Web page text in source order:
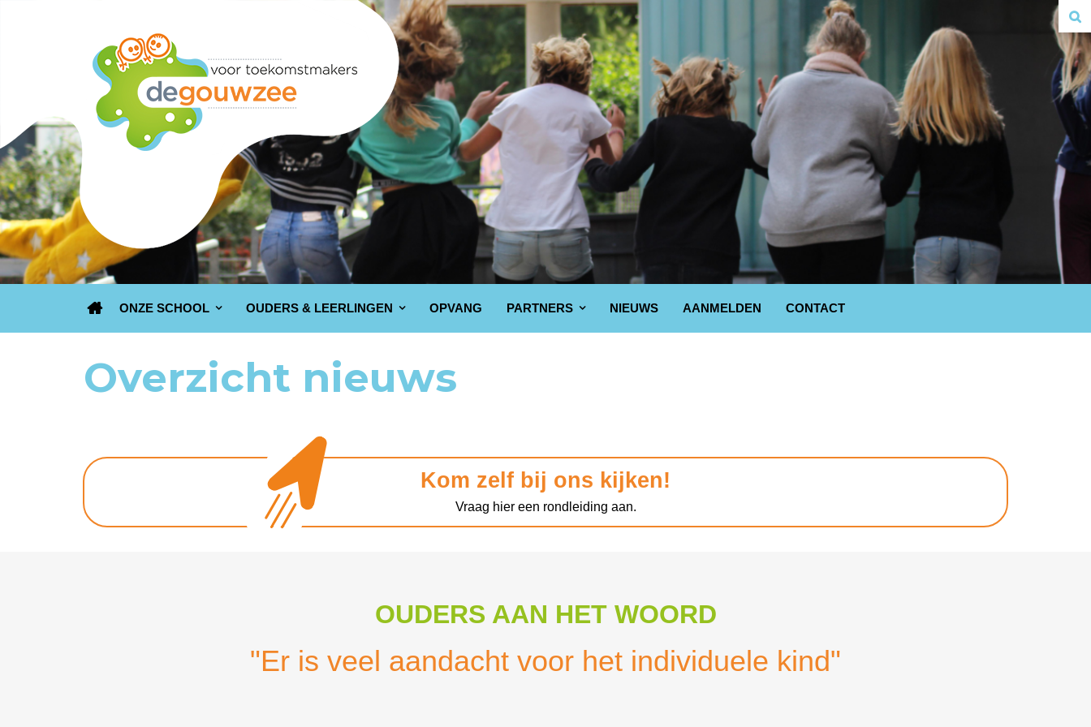
ONZE SCHOOL OUDERS & LEERLINGEN OPVANG PARTNERS NIEUWS AANMELDEN CONTACT
Overzicht nieuws
Kom zelf bij ons kijken!
Vraag hier een rondleiding aan.
OUDERS AAN HET WOORD
"Er is veel aandacht voor het individuele kind"